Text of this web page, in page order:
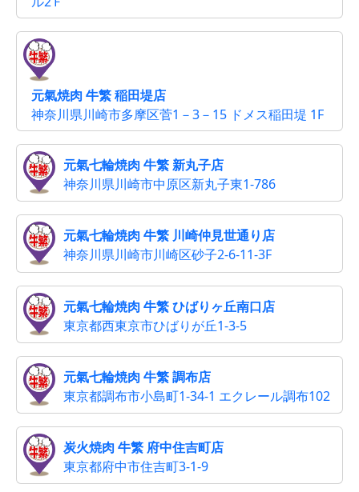
元氣焼肉 牛繁 稲田堤店
神奈川県川崎市多摩区菅1－3－15 ドメス稲田堤 1F
元氣七輪焼肉 牛繁 新丸子店
神奈川県川崎市中原区新丸子東1-786
元氣七輪焼肉 牛繁 川崎仲見世通り店
神奈川県川崎市川崎区砂子2-6-11-3F
元氣七輪焼肉 牛繁 ひばりヶ丘南口店
東京都西東京市ひばりが丘1‐3‐5
元氣七輪焼肉 牛繁 調布店
東京都調布市小島町1-34-1 エクレール調布102
炭火焼肉 牛繁 府中住吉町店
東京都府中市住吉町3-1-9